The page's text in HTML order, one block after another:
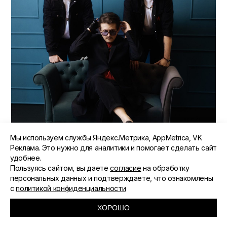
22.04.2026 ЮЛИЯ МАКУХА АФИША
Мы используем службы Яндекс.Метрика, AppMetrica, VK
Реклама. Это нужно для аналитики и помогает сделать сайт
удобнее.
Пользуясь сайтом, вы даетесогласие на обработку
персональных данных и подтверждаете, что ознакомлены
сполитикой конфиденциальности
ХОРОШО